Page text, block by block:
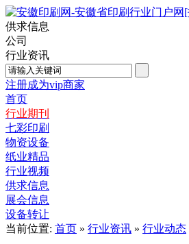
供求信息
公司
行业资讯
注册成为vip商家
首页
行业期刊
七彩印刷
物资设备
纸业精品
行业视频
供求信息
展会信息
设备转让
当前位置: 首页 » 行业资讯 » 行业动态